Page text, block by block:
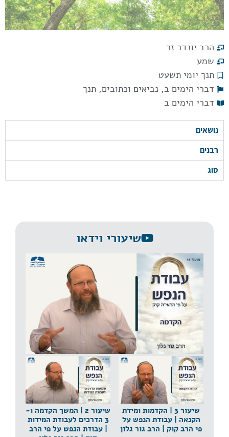
נושאים
רבנים
סוג
שיעורי וידאו
שיעור 1 | הקדמה | עבודת הנפש על פי הרב קוק | הרב
גור גלון
שיעור 2 | המשך הקדמה ו-
3 הדרכים לעבודת המידות
| עבודת הנפש על פי הרב
שיעור 3 | הקדמות ומידת
הקנאה | עבודת הנפש על
פי הרב קוק | הרב גור גלון
הרב יונדב זר
שמע
תנך יומי תשעט
דברי הימים ב, נביאים וכתובים, תנך
דברי הימים ב